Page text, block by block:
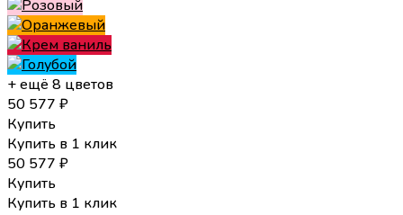
+ ещё 8 цветов
50 577 ₽
Купить
Купить в 1 клик
50 577 ₽
Купить
Купить в 1 клик